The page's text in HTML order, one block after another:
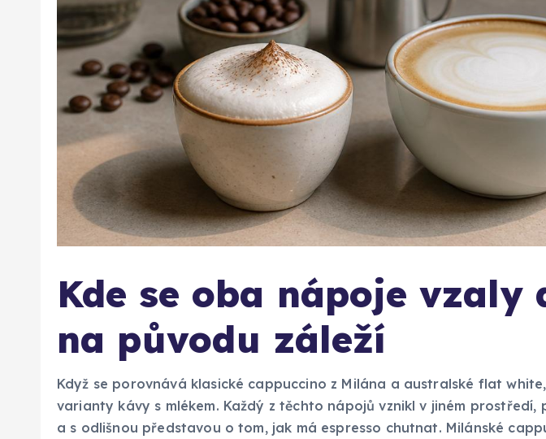
Kde se oba nápoje vzaly
na původu záleží
Když se porovnává klasické cappuccino z Milána a australské flat
varianty kávy s mlékem. Každý z těchto nápojů vznikl v jiném prostředí,
a s odlišnou představou o tom, jak má espresso chutnat. Milánské